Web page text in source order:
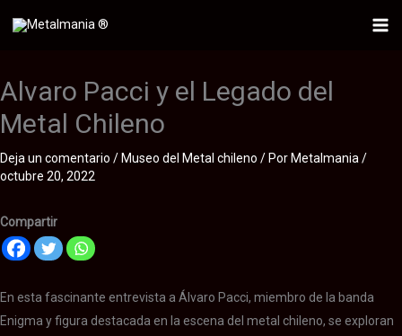
Alvaro Pacci y el Legado del
Metal Chileno
Deja un comentario / Museo del Metal chileno / Por Metalmania /
octubre 20, 2022
Compartir
En esta fascinante entrevista a Álvaro Pacci, miembro de la banda
Enigma y figura destacada en la escena del metal chileno, se exploran